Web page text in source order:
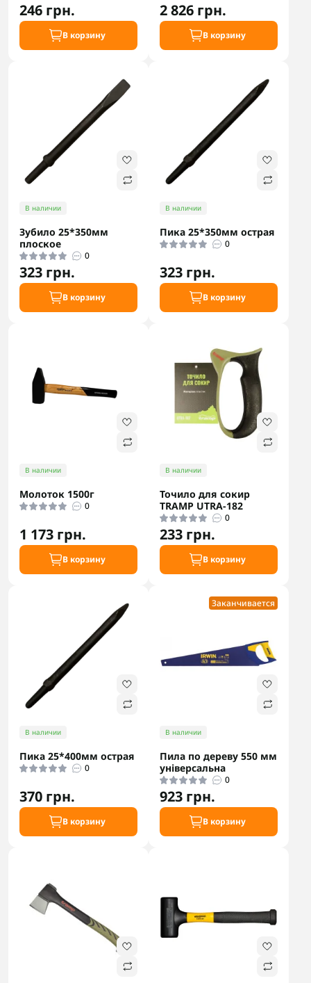
246 грн.
В корзину
2 826 грн.
В корзину
В наличии
Зубило 25*350мм
плоское
0
323 грн.
В корзину
В наличии
Пика 25*350мм острая
0
323 грн.
В корзину
В наличии
Молоток 1500г
0
1 173 грн.
В корзину
В наличии
Точило для сокир
TRAMP UTRA-182
0
233 грн.
В корзину
В наличии
Пика 25*400мм острая
0
370 грн.
В корзину
Заканчивается
В наличии
Пила по дереву 550 мм
універсальна
0
923 грн.
В корзину